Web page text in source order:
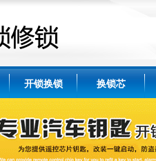
开锁换锁 换锁芯